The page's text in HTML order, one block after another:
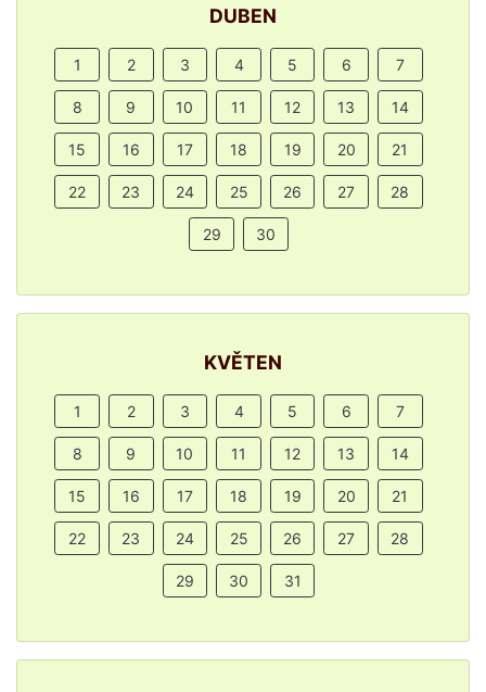
DUBEN
1 2 3 4 5 6 7
8 9 10 11 12 13 14
15 16 17 18 19 20 21
22 23 24 25 26 27 28
29 30
KVĚTEN
1 2 3 4 5 6 7
8 9 10 11 12 13 14
15 16 17 18 19 20 21
22 23 24 25 26 27 28
29 30 31